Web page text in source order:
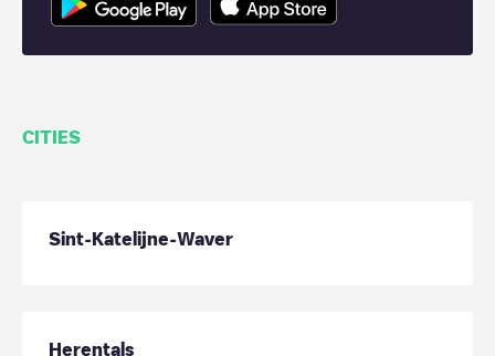
CITIES
Sint-Katelijne-Waver
Herentals